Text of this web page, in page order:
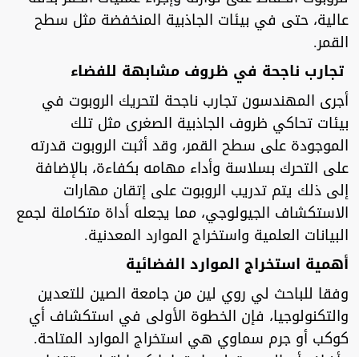
عالية، حتى في بيئات الجاذبية المنخفضة مثل سطح
القمر.
تجارب ناجحة في ظروف مشابهة للفضاء
أجرى المهندسون تجارب ناجحة لتحريك الروبوت في
بيئات تحاكي ظروف الجاذبية الصغرى مثل تلك
الموجودة على سطح القمر، وقد أثبت الروبوت قدرته
على التحرك بسلاسة وأداء مهامه بكفاءة، بالإضافة
إلى ذلك يتم تدريب الروبوت على إتقان مهارات
الاستكشاف الجيولوجي، مما يجعله أداة متكاملة لجمع
البيانات العلمية واستخراج الموارد المعدنية.
أهمية استخراج الموارد الفضائية
وفقا للباحث لي روي لين من جامعة الصين للتعدين
والتكنولوجيا، فإن الخطوة الأولى في استكشاف أي
كوكب أو جرم سماوي هي استخراج الموارد المتاحة.